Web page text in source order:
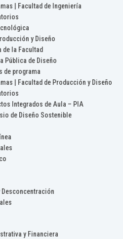
| Facultad de Ingeniería
y Diseño
de la Facultad
Pública de Diseño
de programa
| Facultad de Producción y Diseño
Integrados de Aula – PIA
de Diseño Sostenible
y Financiera